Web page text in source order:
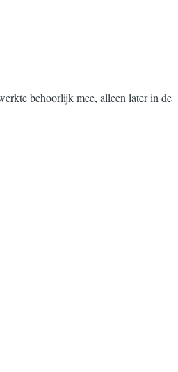
behoorlijk mee, alleen later in de